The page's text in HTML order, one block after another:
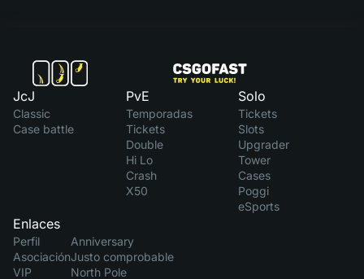
JcJ
Classic
Case battle
PvE
Temporadas
Tickets
Double
Hi Lo
Crash
X50
Solo
Tickets
Slots
Upgrader
Tower
Cases
Poggi
eSports
Enlaces
Perfil
Asociación
VIP
Anniversary
Justo comprobable
North Pole